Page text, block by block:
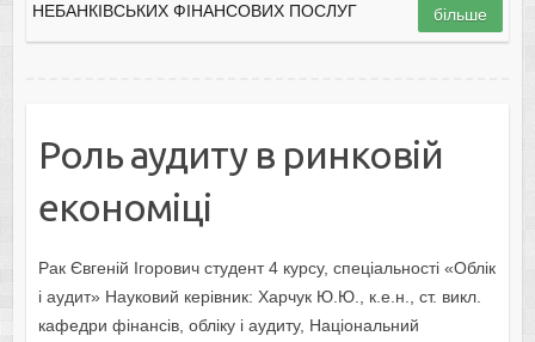
НЕБАНКІВСЬКИХ ФІНАНСОВИХ ПОСЛУГ
більше
Роль аудиту в ринковій
економіці
Рак Євгеній Ігорович студент 4 курсу, спеціальності «Облік
і аудит» Науковий керівник: Харчук Ю.Ю., к.е.н., ст. викл.
кафедри фінансів, обліку і аудиту, Національний